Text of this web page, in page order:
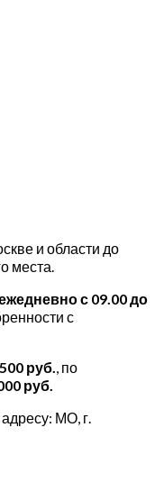
и области до
места.
с 09.00 до
с
руб., по
руб.
МО, г.